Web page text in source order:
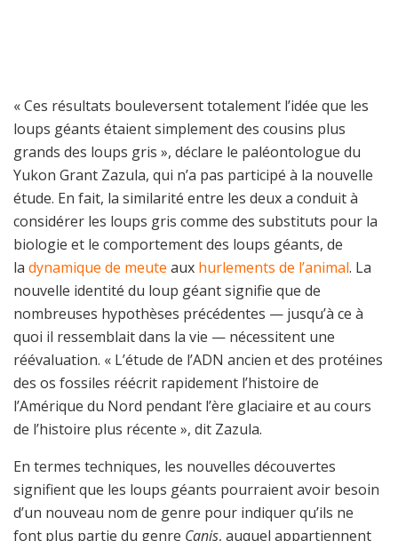
« Ces résultats bouleversent totalement l’idée que les
loups géants étaient simplement des cousins plus
grands des loups gris », déclare le paléontologue du
Yukon Grant Zazula, qui n’a pas participé à la nouvelle
étude. En fait, la similarité entre les deux a conduit à
considérer les loups gris comme des substituts pour la
biologie et le comportement des loups géants, de
la dynamique de meute aux hurlements de l’animal. La
nouvelle identité du loup géant signifie que de
nombreuses hypothèses précédentes — jusqu’à ce à
quoi il ressemblait dans la vie — nécessitent une
réévaluation. « L’étude de l’ADN ancien et des protéines
des os fossiles réécrit rapidement l’histoire de
l’Amérique du Nord pendant l’ère glaciaire et au cours
de l’histoire plus récente », dit Zazula.
En termes techniques, les nouvelles découvertes
signifient que les loups géants pourraient avoir besoin
d’un nouveau nom de genre pour indiquer qu’ils ne
font plus partie du genre Canis, auquel appartiennent